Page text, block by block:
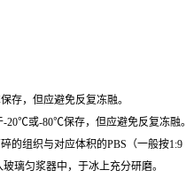
存，但应避免反复冻融。
20℃或-80℃保存，但应避免反复冻融。
的组织与对应体积的PBS（一般按1:9
璃匀浆器中，于冰上充分研磨。